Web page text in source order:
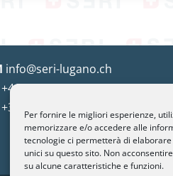
Per fornire le migliori esperienze,
memorizzare e/o accedere alle
tecnologie ci permetterà di
unici su questo sito. Non
su alcune caratteristiche e funzioni.
info@seri-lugano.ch
91 993 13 01
02 8715 90 82